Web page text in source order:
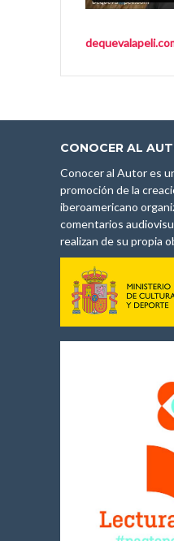
CONOCER AL
Conocer al Autor es
promoción de la
iberoamericano
comentarios
realizan de su propia